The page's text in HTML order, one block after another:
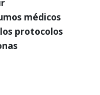
médicos
protocolos